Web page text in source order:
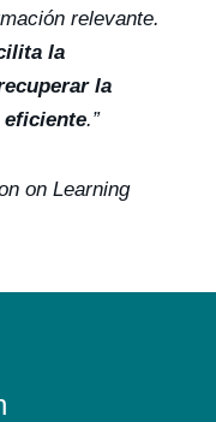
relevante.
la
la
.”
on Learning